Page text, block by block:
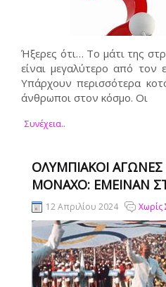
Ήξερες ότι… Το μάτι της
είναι μεγαλύτερο από τον
Υπάρχουν περισσότερα
άνθρωποι στον κόσμο. Οι
Συνέχεια..
ΟΛΥΜΠΙΑΚΟΊ
ΜΌΝΑΧΟ: ΈΜΕΙΝΑΝ
12 Απριλίου 2024 Χωρίς